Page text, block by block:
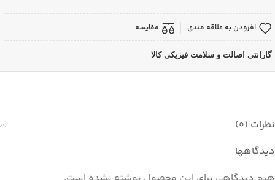
افزودن به علاقه مندی مقایسه
گارانتی اصالت و سلامت فیزیکی کالا
نظرات (0)
دیدگاهها